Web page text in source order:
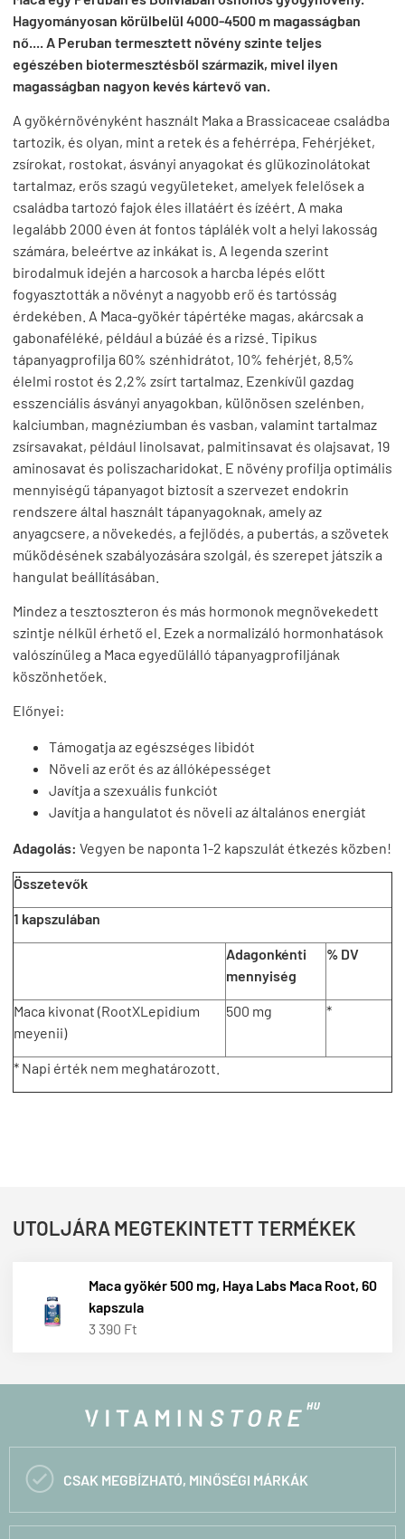
Hagyományosan körülbelül 4000-4500 m magasságban
nő.... A Peruban termesztett növény szinte teljes
egészében biotermesztésből származik, mivel ilyen
magasságban nagyon kevés kártevő van.
A gyökérnövényként használt Maka a Brassicaceae családba
tartozik, és olyan, mint a retek és a fehérrépa. Fehérjéket,
zsírokat, rostokat, ásványi anyagokat és glükozinolátokat
tartalmaz, erős szagú vegyületeket, amelyek felelősek a
családba tartozó fajok éles illatáért és ízéért. A maka
legalább 2000 éven át fontos táplálék volt a helyi lakosság
számára, beleértve az inkákat is. A legenda szerint
birodalmuk idején a harcosok a harcba lépés előtt
fogyasztották a növényt a nagyobb erő és tartósság
érdekében. A Maca-gyökér tápértéke magas, akárcsak a
gabonaféléké, például a búzáé és a rizsé. Tipikus
tápanyagprofilja 60% szénhidrátot, 10% fehérjét, 8,5%
élelmi rostot és 2,2% zsírt tartalmaz. Ezenkívül gazdag
esszenciális ásványi anyagokban, különösen szelénben,
kalciumban, magnéziumban és vasban, valamint tartalmaz
zsírsavakat, például linolsavat, palmitinsavat és olajsavat, 19
aminosavat és poliszacharidokat. E növény profilja optimális
mennyiségű tápanyagot biztosít a szervezet endokrin
rendszere által használt tápanyagoknak, amely az
anyagcsere, a növekedés, a fejlődés, a pubertás, a szövetek
működésének szabályozására szolgál, és szerepet játszik a
hangulat beállításában.
Mindez a tesztoszteron és más hormonok megnövekedett
szintje nélkül érhető el. Ezek a normalizáló hormonhatások
valószínűleg a Maca egyedülálló tápanyagprofiljának
köszönhetőek.
Előnyei:
Támogatja az egészséges libidót
Növeli az erőt és az állóképességet
Javítja a szexuális funkciót
Javítja a hangulatot és növeli az általános energiát
Adagolás: Vegyen be naponta 1-2 kapszulát étkezés közben!
Összetevők
1 kapszulában
Adagonkénti
mennyiség
% DV
Maca kivonat (RootXLepidium
meyenii)
500 mg *
* Napi érték nem meghatározott.
UTOLJÁRA MEGTEKINTETT TERMÉKEK
Maca gyökér 500 mg, Haya Labs Maca Root, 60
kapszula
3 390 Ft
 CSAK MEGBÍZHATÓ, MINŐSÉGI MÁRKÁK